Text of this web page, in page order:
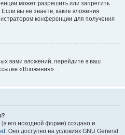
может разрешить или запретить
вы не знаете, какие вложения
конференции для получения
вами вложений, перейдите в ваш
«Вложения».
его исходной форме) создано и
. Оно доступно на условиях GNU General